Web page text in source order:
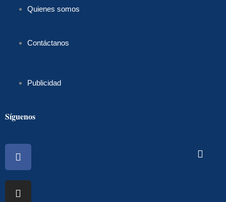
Quienes somos
Contáctanos
Publicidad
Síguenos
Facebook
Instagram